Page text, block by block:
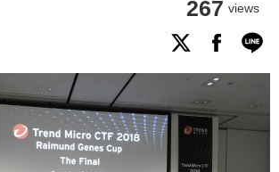
267 views